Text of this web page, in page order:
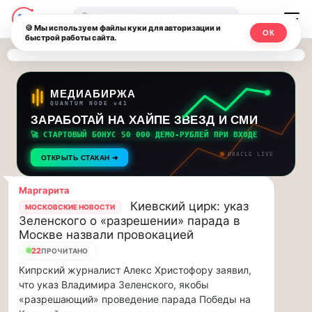
Последние
новости
и
обновления
потока:
Друзья,
приглашаем
на
музыкальную
прогулку
по
Москве
Чайковского!…
приглашаем
на
музыкальную
Москвичи.net
—
Главный
столичный
чат-
мессенджер,
новости
и
инсайды
Москвы
🔍
МЕДИАБИРЖА
QUANTUM NODE v41
ЗАРАБОТАЙ НА ХАЙПЕ ЗВЕЗД И СМИ
🚀 СТАРТОВЫЙ БОНУС 50 000 ДЕМО-РУБЛЕЙ ПРИ ВХОДЕ
ОТКРЫТЬ СТАКАН ➔ ORACLE LIVE
Маргарита
МОСКОВСКИЕ НОВОСТИ
Киевский цирк: указ
Зеленского о «разрешении» парада в
Москве назвали провокацией
22ПРОЧИТАНО
Кипрский журналист Алекс Христофору заявил,
что указ Владимира Зеленского, якобы
«разрешающий» проведение парада Победы на
🍪 Мы используем файлы куки для авторизации и
быстрой работы сайта.
ОК